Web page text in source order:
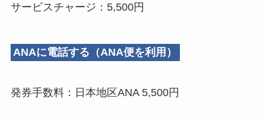
サービスチャージ：5,500円
ANAに電話する（ANA便を利用）
発券手数料：日本地区ANA 5,500円